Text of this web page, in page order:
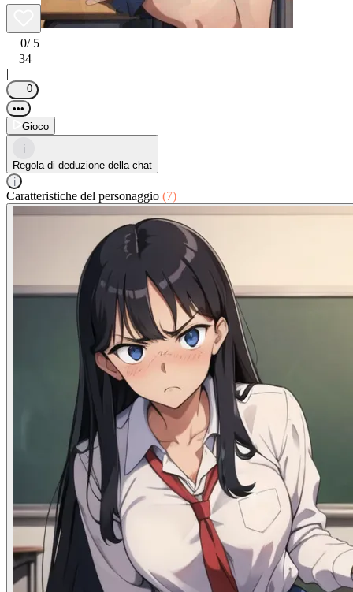
0/ 5
34
|
0
•••
Gioco
i
Regola di deduzione della chat
i
Caratteristiche del personaggio (7)